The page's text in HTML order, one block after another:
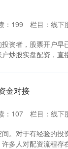
： 199 栏目： 线下
资者，股票开户早
炒股实盘配资，直
金对接
： 107 栏目： 线下
。对于有经验的投
多人对配资流程存